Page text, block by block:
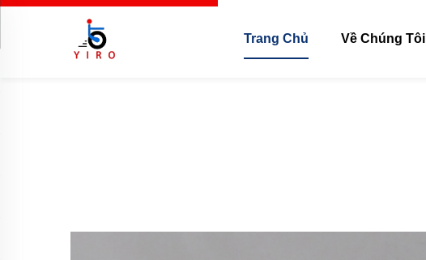
Trang Chủ Về Chúng Tôi